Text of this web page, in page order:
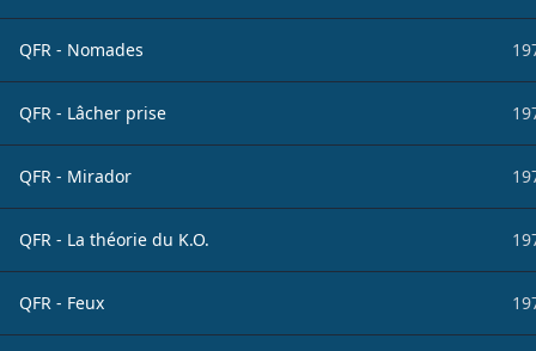
QFR - Nomades
QFR - Lâcher prise
QFR - Mirador
QFR - La théorie du K.O.
QFR - Feux